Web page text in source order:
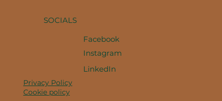
SOCIALS
Facebook
Instagram
LinkedIn
Privacy Policy
Cookie policy